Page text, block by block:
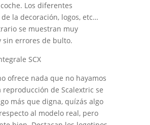
Los diferentes
la decoración, logos, etc…
se muestran muy
sin errores de bulto.
ofrece nada que no hayamos
reproducción de Scalextric se
más que digna, quízás algo
al modelo real, pero